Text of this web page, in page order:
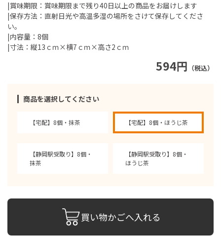
594円 （税込）
商品を選択してください
【宅配】8個・抹茶 【宅配】8個・ほうじ茶
【静岡駅受取り】8個・
抹茶
【静岡駅受取り】8個・
ほうじ茶
|賞味期限：賞味期限まで残り40日以上の商品をお届けします
|保存方法：直射日光や高温多湿の場所をさけて保存してくださ
い。
|内容量：8個
|寸法：縦13ｃｍ×横7ｃｍ×高さ2ｃｍ
買い物かごへ入れる